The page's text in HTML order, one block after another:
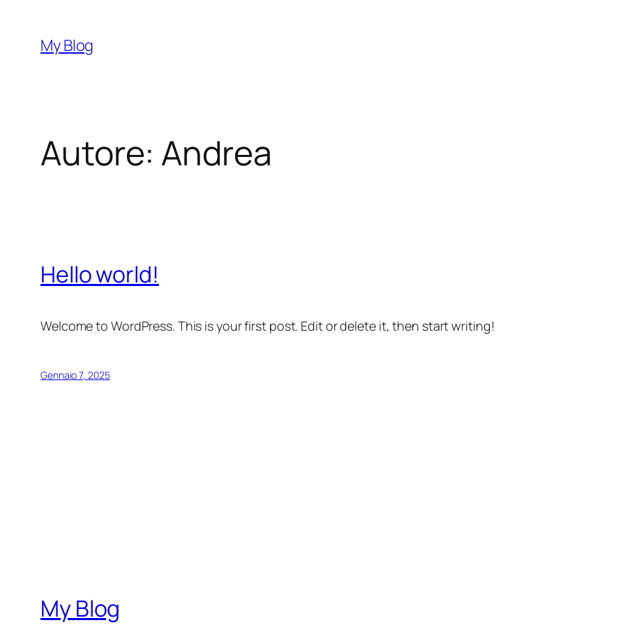
contenuto
My Blog
Autore: Andrea
Hello world!
Welcome to WordPress. This is your first post. Edit or delete it, then start writing!
Gennaio 7, 2025
My Blog